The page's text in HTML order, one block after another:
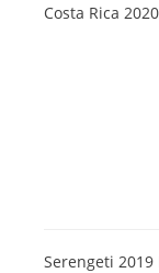
Costa Rica
Serengeti